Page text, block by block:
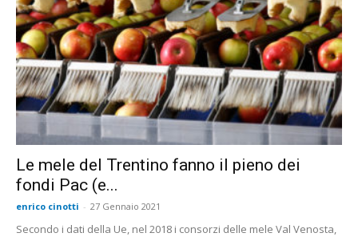
Le mele del Trentino fanno il pieno dei
fondi Pac (e...
enrico cinotti - 27 Gennaio 2021
Secondo i dati della Ue, nel 2018 i consorzi delle mele Val Venosta,